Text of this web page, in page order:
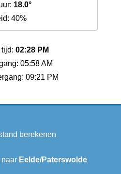
18.0°
40%
tijd: 02:28 PM
05:58 AM
09:21 PM
berekenen
naar Eelde/Paterswolde